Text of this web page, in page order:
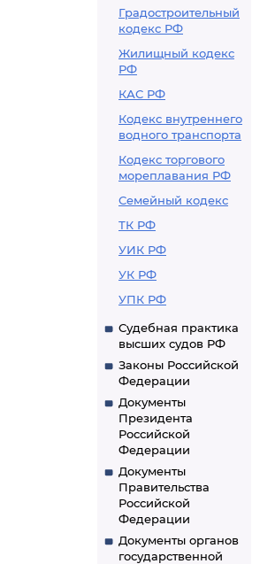
Градостроительный
кодекс РФ
Жилищный кодекс
РФ
КАС РФ
Кодекс внутреннего
водного транспорта
Кодекс торгового
мореплавания РФ
Семейный кодекс
ТК РФ
УИК РФ
УК РФ
УПК РФ
Судебная практика
высших судов РФ
Законы Российской
Федерации
Документы
Президента
Российской
Федерации
Документы
Правительства
Российской
Федерации
Документы органов
государственной